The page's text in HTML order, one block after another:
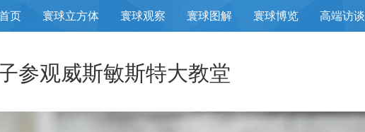
页 寰球立方体 寰球观察 寰球图解 寰球博览 高端访谈
参观威斯敏斯特大教堂